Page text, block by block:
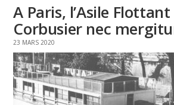
A Paris, l’Asile Flottant
Corbusier nec
23 MARS 2020